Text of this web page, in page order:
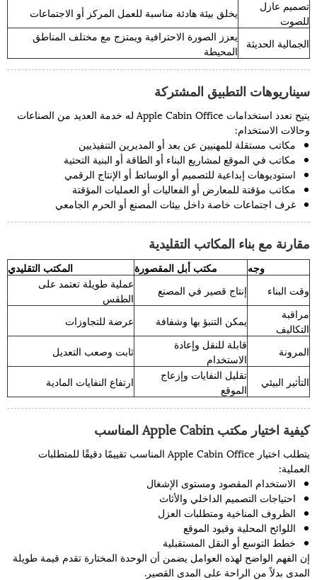
تصميم عازل
للصوت
يخلق بيئة هادئة مناسبة للعمل المركز أو الاجتماعات
الجمالية الحديثة
يعزز الصورة الاحترافية ويمتزج مع مختلف المناطق
المحيطة
سيناريوهات التطبيق المشتركة
يتيح تعدد استخدامات Apple Cabin Office له خدمة العديد من الصناعات
وحالات الاستخدام:
مكاتب مستقلة للمهنيين عن بعد أو المديرين التنفيذيين
مكاتب في الموقع لمشاريع البناء أو الطاقة أو البنية التحتية
استوديوهات إبداعية للتصميم أو الوسائط أو الإنتاج الرقمي
مكاتب مؤقتة للمعارض أو الفعاليات أو العمليات المؤقتة
غرف اجتماعات خاصة داخل بيئات المصنع أو الحرم الجامعي
مقارنة مع بناء المكاتب التقليدية
وجه مكتب أبل المقصورة
المكتب التقليدي
وقت البناء
إنتاج قصير في المصنع
عملية طويلة تعتمد على
الطقس
مراقبة
التكاليف
يمكن التنبؤ بها وشفافة عرضة للتجاوزات
المرونة
قابلة للنقل وإعادة
الاستخدام
ثابت وصعب التعديل
التأثير البيئي
تقليل النفايات وإزعاج
الموقع
ارتفاع النفايات المادية
كيفية اختيار مكتب Apple Cabin المناسب
يتطلب اختيار Apple Cabin Office المناسب تقييمًا دقيقًا للمتطلبات
العملية:
الاستخدام المقصود ومستوى الإشغال
احتياجات التصميم الداخلي والأثاث
الظروف المناخية ومتطلبات العزل
اللوائح المحلية وقيود الموقع
خطط التوسع أو النقل المستقبلية
إن الفهم الواضح لهذه العوامل يضمن أن الوحدة المختارة تقدم قيمة طويلة
المدى بدلاً من الراحة على المدى القصير.